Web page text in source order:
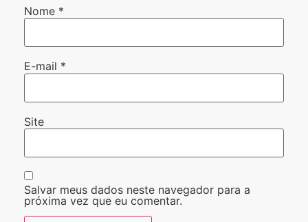
Nome *
E-mail *
Site
Salvar meus dados neste navegador para a
próxima vez que eu comentar.